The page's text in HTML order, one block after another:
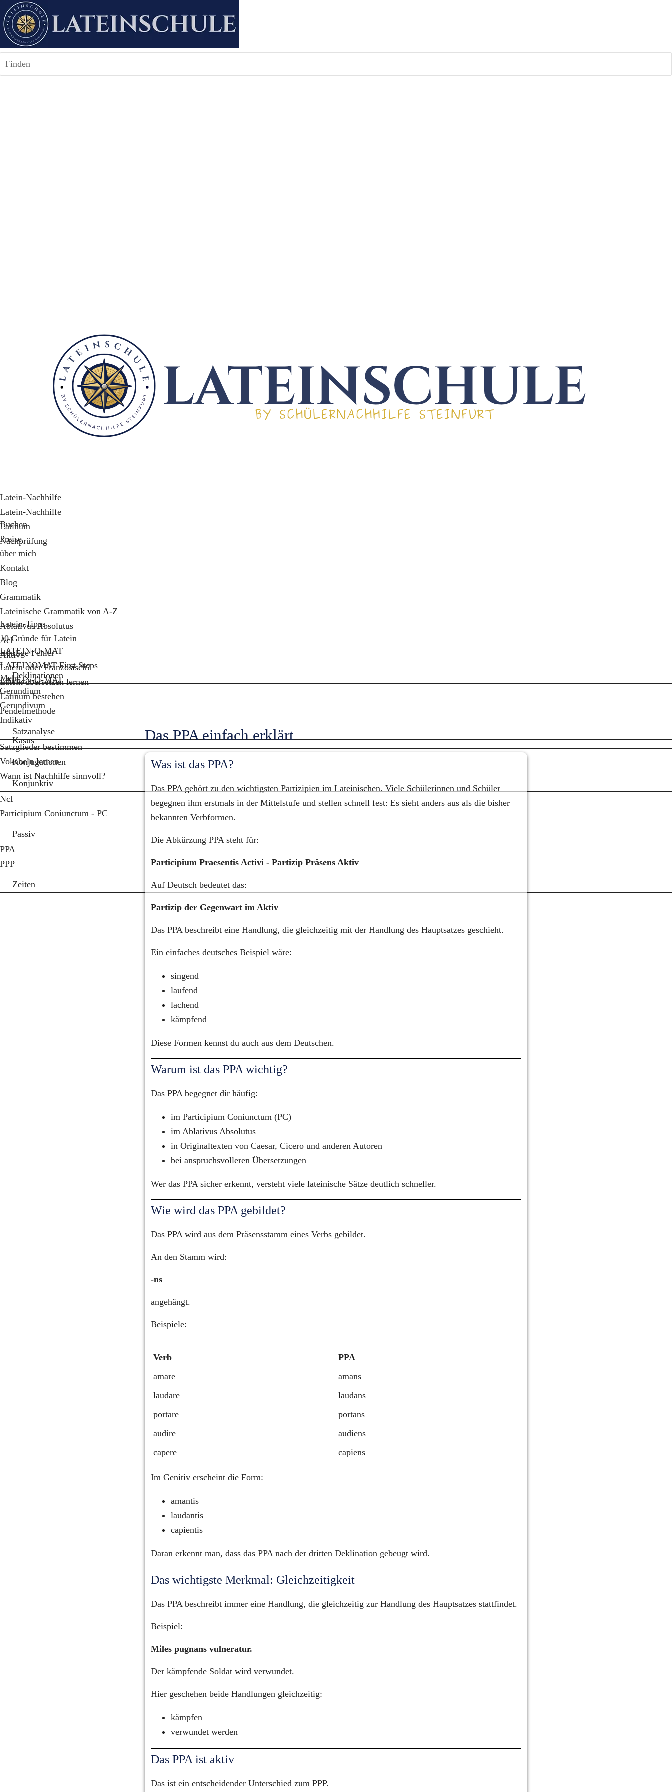
Finden
Latein-Nachhilfe
Latein-Nachhilfe
Latinum
Nachprüfung
Buchen
Preise
über mich
Kontakt
Blog
Grammatik
Lateinische Grammatik von A-Z
Ablativus Absolutus
AcI
Aktiv
Deklinationen
Gerundium
Gerundivum
Indikativ
Kasus
Konjugationen
Konjunktiv
NcI
Participium Coniunctum - PC
Passiv
PPA
PPP
Zeiten
Latein-Tipps
10 Gründe für Latein
Häufige Fehler
Latein oder Französisch?
Latein übersetzen lernen
Latinum bestehen
Pendelmethode
Satzanalyse
Satzglieder bestimmen
Vokabeln lernen
Wann ist Nachhilfe sinnvoll?
LATEIN-O-MAT
LATEINOMAT First Steps
LATEIN-O-MAT
Mehr...
Das PPA einfach erklärt
Was ist das PPA?
Das PPA gehört zu den wichtigsten Partizipien im Lateinischen. Viele Schülerinnen und Schüler
begegnen ihm erstmals in der Mittelstufe und stellen schnell fest: Es sieht anders aus als die bisher
bekannten Verbformen.
Die Abkürzung PPA steht für:
Participium Praesentis Activi - Partizip Präsens Aktiv
Auf Deutsch bedeutet das:
Partizip der Gegenwart im Aktiv
Das PPA beschreibt eine Handlung, die gleichzeitig mit der Handlung des Hauptsatzes geschieht.
Ein einfaches deutsches Beispiel wäre:
singend
laufend
lachend
kämpfend
Diese Formen kennst du auch aus dem Deutschen.
Warum ist das PPA wichtig?
Das PPA begegnet dir häufig:
im Participium Coniunctum (PC)
im Ablativus Absolutus
in Originaltexten von Caesar, Cicero und anderen Autoren
bei anspruchsvolleren Übersetzungen
Wer das PPA sicher erkennt, versteht viele lateinische Sätze deutlich schneller.
Wie wird das PPA gebildet?
Das PPA wird aus dem Präsensstamm eines Verbs gebildet.
An den Stamm wird:
-ns
angehängt.
Beispiele:
Verb
PPA
amare
amans
laudare
laudans
portare
portans
audire
audiens
capere
capiens
Im Genitiv erscheint die Form:
amantis
laudantis
capientis
Daran erkennt man, dass das PPA nach der dritten Deklination gebeugt wird.
Das wichtigste Merkmal: Gleichzeitigkeit
Das PPA beschreibt immer eine Handlung, die gleichzeitig zur Handlung des Hauptsatzes stattfindet.
Beispiel:
Miles pugnans vulneratur.
Der kämpfende Soldat wird verwundet.
Hier geschehen beide Handlungen gleichzeitig:
kämpfen
verwundet werden
Das PPA ist aktiv
Das ist ein entscheidender Unterschied zum PPP.